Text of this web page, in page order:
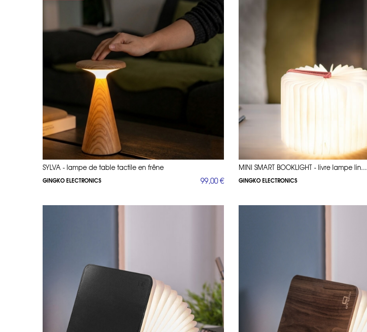
SYLVA - lampe de table tactile en frêne
GINGKO ELECTRONICS 99,00 €
MINI SMART BOOKLIGHT - livre lampe lin...
GINGKO ELECTRONICS